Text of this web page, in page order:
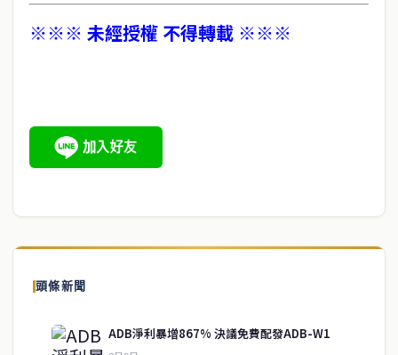
※※※ 未經授權 不得轉載 ※※※
頭條新聞
ADB淨利暴增867% 決議免費配發ADB-W1